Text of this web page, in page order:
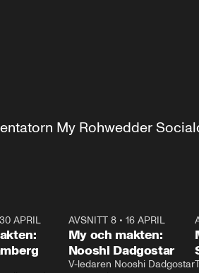
My Rohwedder
30 APRIL AVSNITT 8• 16 APRIL
My och makten:
Nooshi Dadgostar
V-ledaren Nooshi Dadgostar